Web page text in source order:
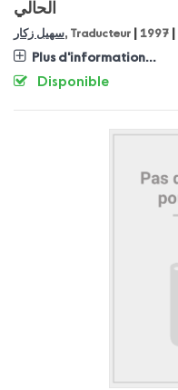
الحالي
سهيل زكار, Traducteur 1997
Plus d'information...
Disponible